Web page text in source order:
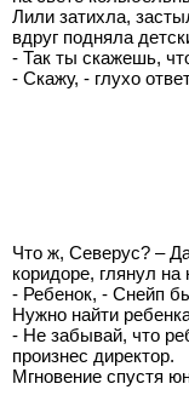
Лили затихла,
вдруг подняла
- Так ты скажешь,
- Скажу, - глухо
Что ж, Северус? –
коридоре, глянул
- Ребенок, - Снейп
Нужно найти
- Не забывай, что
произнес директор.
Мгновение спустя